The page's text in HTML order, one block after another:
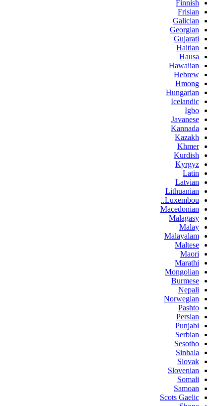
Finnish
Frisian
Galician
Georgian
Gujarati
Haitian
Hausa
Hawaiian
Hebrew
Hmong
Hungarian
Icelandic
Igbo
Javanese
Kannada
Kazakh
Khmer
Kurdish
Kyrgyz
Latin
Latvian
Lithuanian
Luxembou..
Macedonian
Malagasy
Malay
Malayalam
Maltese
Maori
Marathi
Mongolian
Burmese
Nepali
Norwegian
Pashto
Persian
Punjabi
Serbian
Sesotho
Sinhala
Slovak
Slovenian
Somali
Samoan
Scots Gaelic